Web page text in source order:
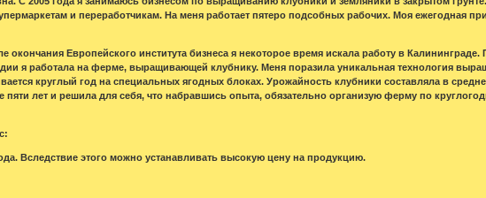
и переработчикам. На меня работает пятеро подсобных рабочих. Моя ежегодная
окончания Европейского института бизнеса я некоторое время искала работу в Калининграде.
я работала на ферме, выращивающей клубнику. Меня поразила уникальная технология
круглый год на специальных ягодных блоках. Урожайность клубники составляла в
лет и решила для себя, что набравшись опыта, обязательно организую ферму по
Вследствие этого можно устанавливать высокую цену на продукцию.